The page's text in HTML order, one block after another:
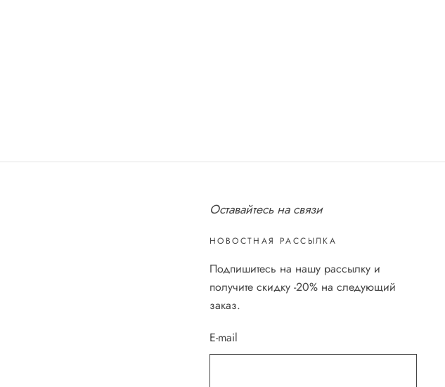
Оставайтесь на связи
НОВОСТНАЯ РАССЫЛКА
Подпишитесь на нашу рассылку и
получите скидку -20% на следующий
заказ.
E-mail